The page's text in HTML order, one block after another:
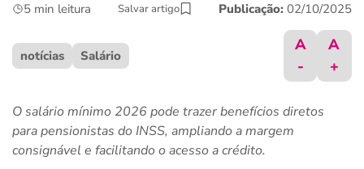
5 min leitura Salvar artigo Publicação: 02/10/2025
notícias Salário
A
-
A
+
O salário mínimo 2026 pode trazer benefícios diretos
para pensionistas do INSS, ampliando a margem
consignável e facilitando o acesso a crédito.